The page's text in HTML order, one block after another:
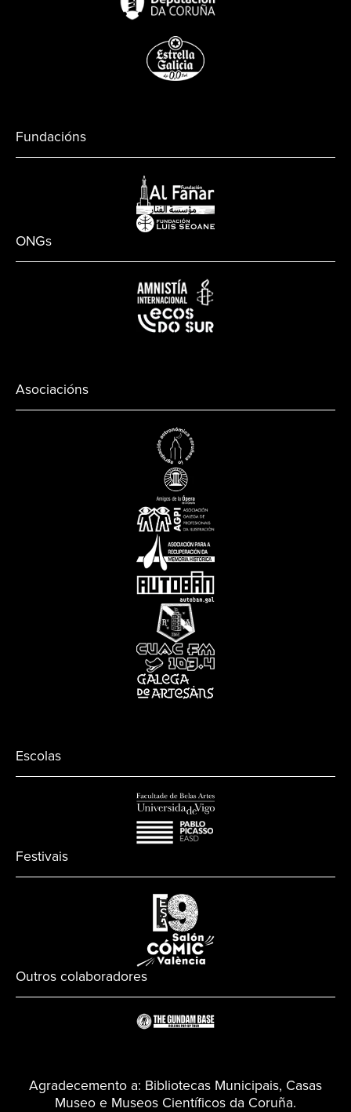
Fundacións
ONGs
Asociacións
Escolas
Festivais
Outros colaboradores
Agradecemento a: Bibliotecas Municipais, Casas
Museo e Museos Científicos da Coruña.